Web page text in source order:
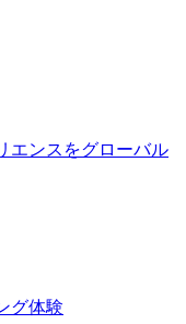
エンスをグローバル
グ体験